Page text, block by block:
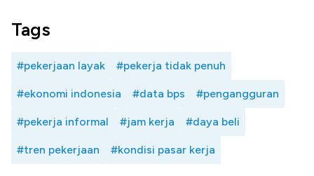
Tags
#pekerjaan layak #pekerja tidak penuh
#ekonomi indonesia #data bps #pengangguran
#pekerja informal #jam kerja #daya beli
#tren pekerjaan #kondisi pasar kerja